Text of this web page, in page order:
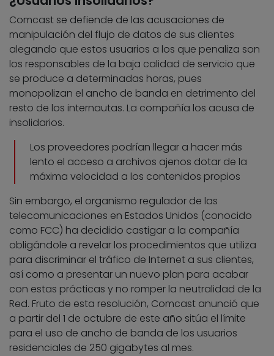
Comcast se defiende de las acusaciones de
manipulación del flujo de datos de sus clientes
alegando que estos usuarios a los que penaliza son
los responsables de la baja calidad de servicio que
se produce a determinadas horas, pues
monopolizan el ancho de banda en detrimento del
resto de los internautas. La compañía los acusa de
insolidarios.
Los proveedores podrían llegar a hacer más
lento el acceso a archivos ajenos dotar de la
máxima velocidad a los contenidos propios
Sin embargo, el organismo regulador de las
telecomunicaciones en Estados Unidos (conocido
como FCC) ha decidido castigar a la compañía
obligándole a revelar los procedimientos que utiliza
para discriminar el tráfico de Internet a sus clientes,
así como a presentar un nuevo plan para acabar
con estas prácticas y no romper la neutralidad de la
Red. Fruto de esta resolución, Comcast anunció que
a partir del 1 de octubre de este año sitúa el límite
para el uso de ancho de banda de los usuarios
residenciales de 250 gigabytes al mes.